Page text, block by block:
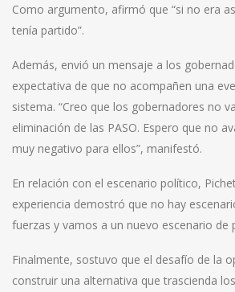
Como argumento, afirmó que “si no era
tenía partido”.
Además, envió un mensaje a los
expectativa de que no acompañen una
sistema. “Creo que los gobernadores no
eliminación de las PASO. Espero que no
muy negativo para ellos”, manifestó.
En relación con el escenario político,
experiencia demostró que no hay
fuerzas y vamos a un nuevo escenario de
Finalmente, sostuvo que el desafío de la
construir una alternativa que trascienda